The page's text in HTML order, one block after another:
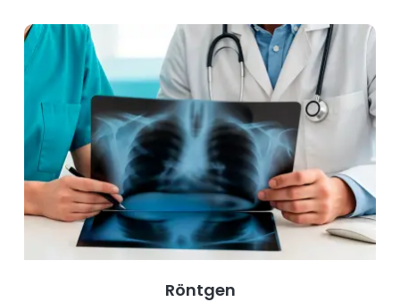
Röntgen